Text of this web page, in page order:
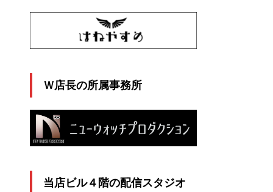
Ｗ店長の所属事務所
当店ビル４階の配信スタジオ